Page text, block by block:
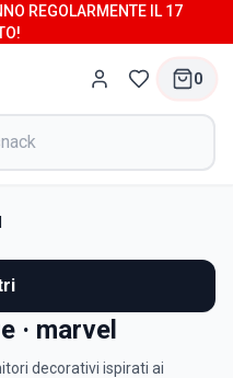
REGOLARMENTE IL 17
0
· marvel
decorativi ispirati ai